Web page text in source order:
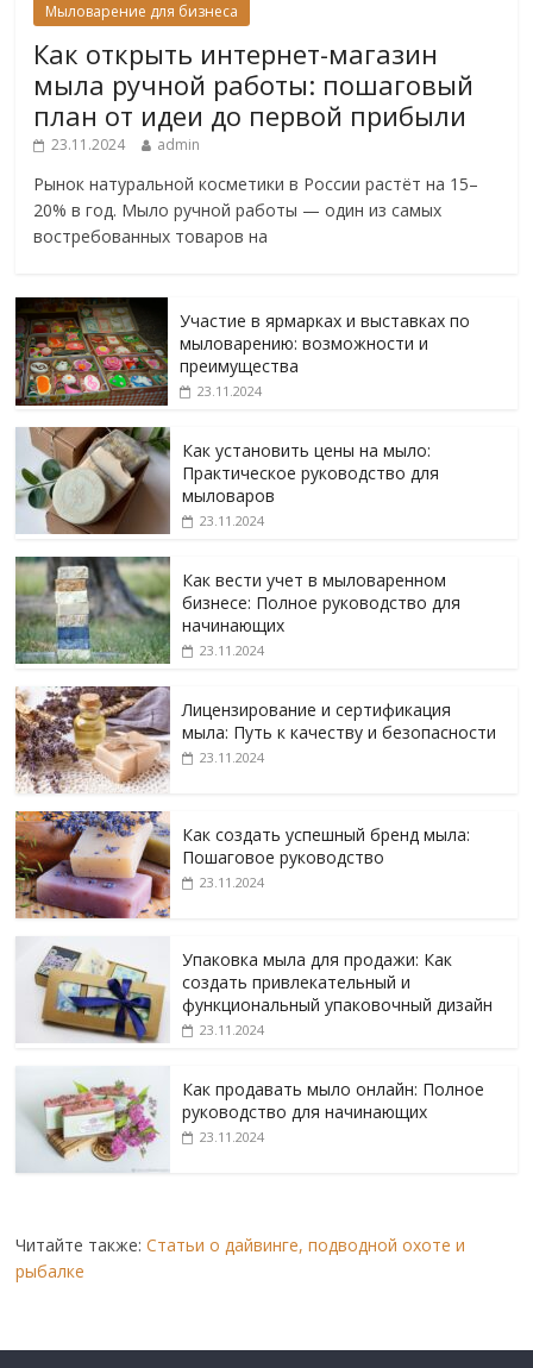
Мыловарение для бизнеса
Как открыть интернет-магазин
мыла ручной работы: пошаговый
план от идеи до первой прибыли
23.11.2024 admin
Рынок натуральной косметики в России растёт на 15–
20% в год. Мыло ручной работы — один из самых
востребованных товаров на
Участие в ярмарках и выставках по
мыловарению: возможности и
преимущества
23.11.2024
Как установить цены на мыло:
Практическое руководство для
мыловаров
23.11.2024
Как вести учет в мыловаренном
бизнесе: Полное руководство для
начинающих
23.11.2024
Лицензирование и сертификация
мыла: Путь к качеству и безопасности
23.11.2024
Как создать успешный бренд мыла:
Пошаговое руководство
23.11.2024
Упаковка мыла для продажи: Как
создать привлекательный и
функциональный упаковочный дизайн
23.11.2024
Как продавать мыло онлайн: Полное
руководство для начинающих
23.11.2024
Читайте также:Статьи о дайвинге, подводной охоте и
рыбалке